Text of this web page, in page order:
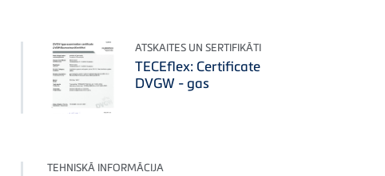
ATSKAITES UN SERTIFIKĀTI
TECEflex: Certificate
DVGW - gas
TEHNISKĀ INFORMĀCIJA